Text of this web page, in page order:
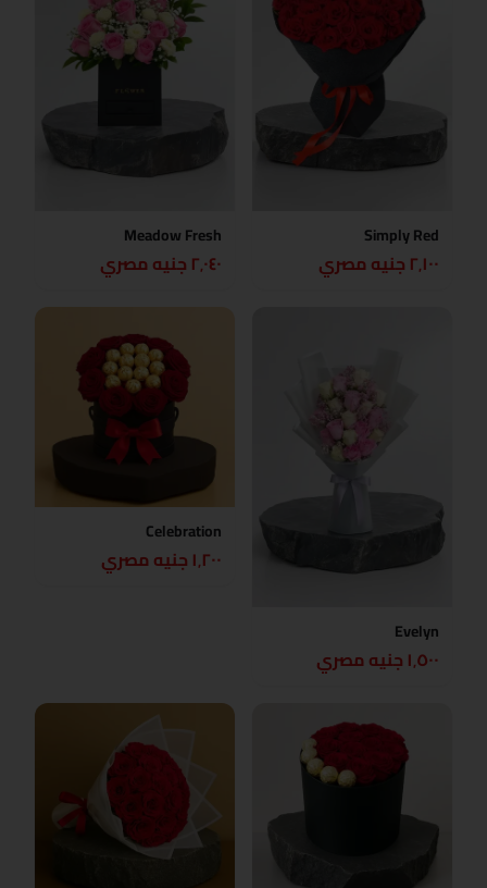
Simply Red
٢٬١٠٠ جنيه مصري
Meadow Fresh
٢٬٠٤٠ جنيه مصري
Evelyn
١٬٥٠٠ جنيه مصري
Celebration
١٬٢٠٠ جنيه مصري